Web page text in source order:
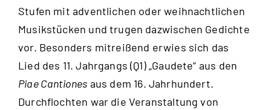
Stufen mit adventlichen oder weihnachtlichen
Musikstücken und trugen dazwischen Gedichte
vor. Besonders mitreißend erwies sich das
Lied des 11. Jahrgangs (Q1) „Gaudete“ aus den
Piae Cantiones aus dem 16. Jahrhundert.
Durchflochten war die Veranstaltung von